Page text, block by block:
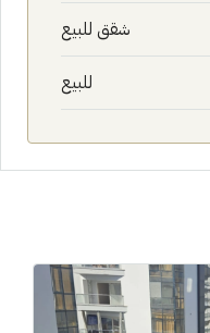
شقق للبيع
للبيع